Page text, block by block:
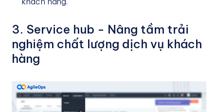
3. Service hub - Nâng tầm trải
nghiệm chất lượng dịch vụ khách
hàng